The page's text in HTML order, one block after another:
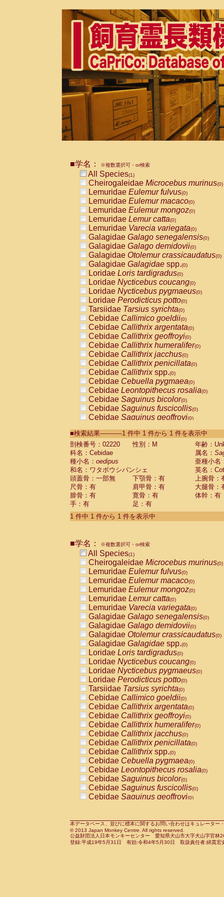
■学名： ※複数選択可・or検索
All Species(1)
Cheirogaleidae Microcebus murinus(0)
Lemuridae Eulemur fulvus(0)
Lemuridae Eulemur macaco(0)
Lemuridae Eulemur mongoz(0)
Lemuridae Lemur catta(0)
Lemuridae Varecia variegata(0)
Galagidae Galago senegalensis(0)
Galagidae Galago demidovii(0)
Galagidae Otolemur crassicaudatus(0)
Galagidae Galagidae spp.(0)
Loridae Loris tardigradus(0)
Loridae Nycticebus coucang(0)
Loridae Nycticebus pygmaeus(0)
Loridae Perodicticus potto(0)
Tarsiidae Tarsius syrichta(0)
Cebidae Callimico goeldii(0)
Cebidae Callithrix argentata(0)
Cebidae Callithrix geoffroyi(0)
Cebidae Callithrix humeralifer(0)
Cebidae Callithrix jacchus(0)
Cebidae Callithrix penicillata(0)
Cebidae Callithrixspp.(0)
Cebidae Cebuella pygmaea(0)
Cebidae Leontopithecus rosalia(0)
Cebidae Saguinus bicolor(0)
Cebidae Saguinus fuscicollis(0)
Cebidae Saguinus geoffroyi(0)
CebidaeSaguinus labiatus(0)
Cebidae Saguinus leucopus (0)
Cebidae
Cebidae
CebidaeSaguinus nigricollis (0)
Cebidae Saguinus oedipus
Cebidae Saguinus weddelli
Cebidae Saguinusspp.
Cebidae Aotus trivirgatus
Cebidae Cebus albifrons
CebidaeCebus nigrivittatus
CebidaeCebus
CebidaeSaimiri boliviensis(0)
CebidaeSaimiri sciureus(0)
AtelidaeAlouatta caraya(0)
AtelidaeAlouatta fusca(0)
AtelidaeAlouatta seniculus
AtelidaeAlouattaspp.(0)
AtelidaeAteles belzebuth(0)
AtelidaeAteles geoffroyi(0)
AtelidaeAteles paniscus(0)
AtelidaeAtelesspp.(0)
Atelidae Lagothrix lagothricha
AtelidaeLagothrix lagothricha cana
PitheciidaeCacajao calvus
PitheciidaeCallicebus cupreus
PitheciidaeCallicebus donacophilus
PitheciidaeCallicebus moloch
PitheciidaeCallicebus torquatus
PitheciidaeCallicebusspp.(0)
PitheciidaeChiropotes satanas(0)
PitheciidaePithecia monachus
PitheciidaePithecia pithecia(0)
CercopithecidaeCercocebus agilis
CercopithecidaeCercocebus
CercopithecidaeCercocebus
CercopithecidaeCercocebus
CercopithecidaeCercocebus
CercopithecidaeCercocebushybrid
CercopithecidaePapio anubis(0)
CercopithecidaePapio cynocephalus
CercopithecidaePapio hamadryas(0)
■検索結果-----------1 件中 1 件から 1 件を表示中
剖検番号：02220
性別：M
年齢：
科名：Cebidae
属名：
種小名： oedipus
亜種小名
和名：ワタボウシパンシェ
英名：
頭蓋骨：一部無
下顎骨：有
上腕骨：
尺骨：有
肩甲骨：有
大腿骨：
腓骨：有
寛骨：有
体幹：有
手：有
足：有
1 件中 1 件から 1 件を表示中
■学名： ※複数選択可・or検索
All Species(1)
Cheirogaleidae Microcebus murinus(0)
Lemuridae Eulemur fulvus(0)
Lemuridae Eulemur macaco(0)
Lemuridae Eulemur mongoz(0)
Lemuridae Lemur catta(0)
Lemuridae Varecia variegata(0)
Galagidae Galago senegalensis(0)
Galagidae Galago demidovii(0)
Galagidae Otolemur crassicaudatus(0)
Galagidae Galagidae spp.(0)
Loridae Loris tardigradus(0)
Loridae Nycticebus coucang(0)
Loridae Nycticebus pygmaeus(0)
Loridae Perodicticus potto(0)
Tarsiidae Tarsius syrichta(0)
Cebidae Callimico goeldii(0)
Cebidae Callithrix argentata(0)
Cebidae Callithrix geoffroyi(0)
Cebidae Callithrix humeralifer(0)
Cebidae Callithrix jacchus(0)
Cebidae Callithrix penicillata(0)
Cebidae Callithrixspp.(0)
Cebidae Cebuella pygmaea(0)
Cebidae Leontopithecus rosalia(0)
Cebidae Saguinus bicolor(0)
Cebidae Saguinus fuscicollis(0)
Cebidae Saguinus geoffroyi(0)
CebidaeSaguinus leucopus(0)
CebidaeSaguinus midas(0)
Cebidae Saguinus mystax(0)
本データベース、並びに標本に関するお問い合わせはキュレータ
© 2013 Japan Monkey Centre. All rights reserved.
公益財団法人日本モンキーセンター 愛知県犬山市大字犬山字官
登録:平成19年5月31日 有効:令和4年5月30日 取扱責任者:綿貫宏